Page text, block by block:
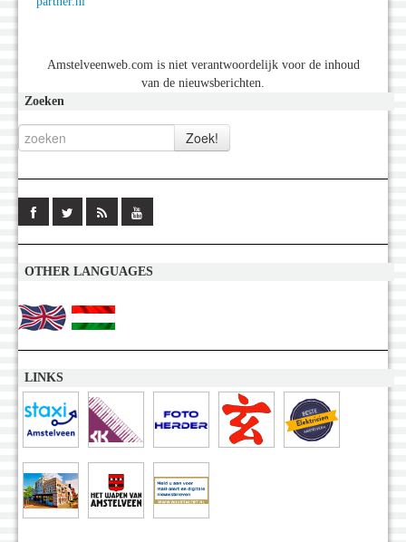
Amstelveenweb.com is niet verantwoordelijk voor de inhoud
van de nieuwsberichten.
Zoeken
OTHER LANGUAGES
LINKS